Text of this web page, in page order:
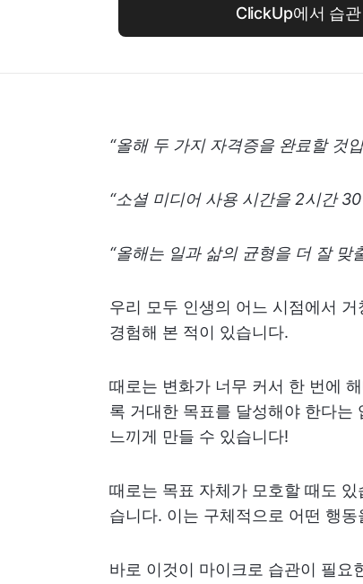
ClickUp에서 습
“올해 두 가지 자격증을 완료할 것
“소셜 미디어 사용 시간을 2시간
“올해는 일과 삶의 균형을 더 잘 맞
우리 모두 인생의 어느 시점에서
경험해 본 적이 있습니다.
때로는 변화가 너무 커서 한 번에
록 거대한 목표를 달성해야 한다는
느끼게 만들 수 있습니다!
때로는 목표 자체가 모호할 때도
습니다. 이는 구체적으로 어떤 행동
바로 이것이 마이크로 습관이 필요